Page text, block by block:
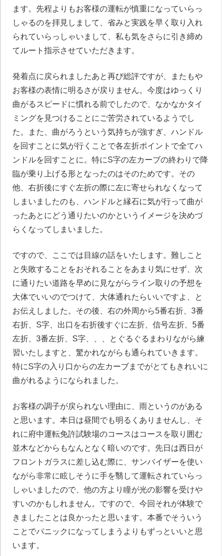
ペーパードライバー講習について
ます。先程よりもお客様の運転が慎重になっていらっ
しゃるのを拝見しまして、省みと実践を早く取り入れ
られていらっしゃいまして、私も気をさらに引き締め
てルート指示させていただきます。
発着点に戻られましたあと再び総評ですが、またもや
お客様の表情に明るさが戻りません。今度はゆっくり
曲がるスピードに慣れる前でしたので、なかなかタイ
ミングを見つけることにご苦労されているようでし
た。また、曲がろうという気持ちが強すぎ、ハンドル
を回すことに気が行くことで各左折ポイントで全てハ
ンドルを回すことに。特にS字の左カーブの終わりで降
臨が乗り上げる形となったのはそのためです。その
他、右折後にすぐ左折の際に左に寄せられなくなって
しまいましたのも、ハンドルと縁石に気が行って曲が
ったあとにどう通りたいのかというイメージを決めづ
らくなってしまいました。
ですので、ここでは目線の話をいたします。難しこと
と失敗することをおそれることをあまり気にせず、次
に通りたい道路を早めに見ながらライン取りの予想を
大体でいいのでつけて、大体通れたらいいですよ、と
お伝えしました。その後、右の外周から5番右折、3番
右折、S字、出口を右折後すぐに左折、信号左折、5番
左折、3番左折、S字、、、とぐるぐるまわりながら練
習いたしますと、驚かれながらも通られていきます。
特にS字の入り口からの左カーブまでがとてもきれいに
曲がれるようになられました。
お客様の調子が戻られない理由に、雨というのがある
と思います。本日は昼間でも明るくありませんし、そ
れに府中運転免許試験場のコースはコースを取り囲む
並木などからもなんとなく暗いのです。先日は西日が
フロントガラスに差し込む際に、サンバイザーを使い
ながら非常に眩しそうに手を翳して運転されていらっ
しゃいましたので、他の方より瞳が光の影響を受けや
すいのかもしれません。ですので、今回それが体験で
きましたことは良かったと思います。本番でそういう
ことでパニックになってしまうよりもずっといいと思
います。